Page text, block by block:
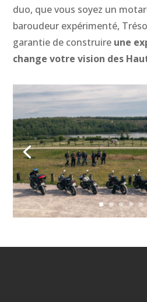
duo, que vous soyez un
baroudeur expérimenté,
garantie de construire une
change votre vision des